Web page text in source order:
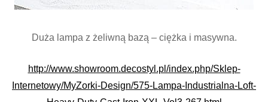
Duża lampa z żeliwną bazą – ciężka i masywna.
http://www.showroom.decostyl.pl/index.php/Sklep-
Internetowy/MyZorki-Design/575-Lampa-Industrialna-Loft-